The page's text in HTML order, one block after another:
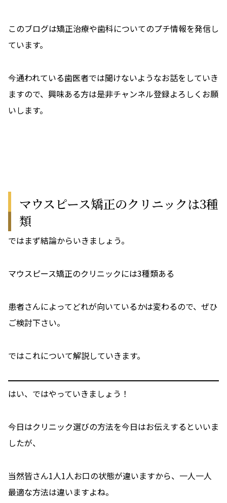
このブログは矯正治療や歯科についてのプチ情報を発信し
ています。
今通われている歯医者では聞けないようなお話をしていき
ますので、興味ある方は是非チャンネル登録よろしくお願
いします。
マウスピース矯正のクリニックは3種
類
ではまず結論からいきましょう。
マウスピース矯正のクリニックには3種類ある
患者さんによってどれが向いているかは変わるので、ぜひ
ご検討下さい。
ではこれについて解説していきます。
はい、ではやっていきましょう！
今日はクリニック選びの方法を今日はお伝えするといいま
したが、
当然皆さん1人1人お口の状態が違いますから、一人一人
最適な方法は違いますよね。